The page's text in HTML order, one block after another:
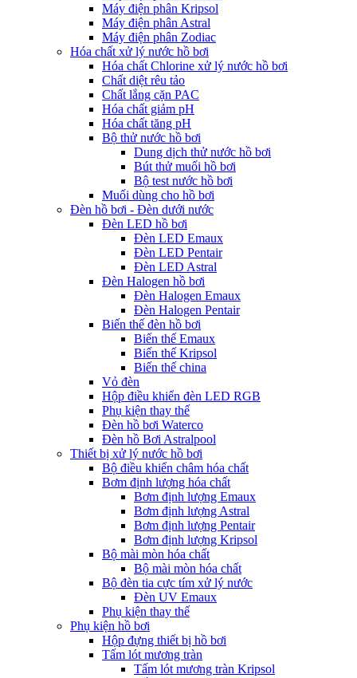
Máy điện phân Kripsol
Máy điện phân Astral
Máy điện phân Zodiac
Hóa chất xử lý nước hồ bơi
Hóa chất Chlorine xử lý nước hồ bơi
Chất diệt rêu tảo
Chất lắng cặn PAC
Hóa chất giảm pH
Hóa chất tăng pH
Bộ thử nước hồ bơi
Dung dịch thử nước hồ bơi
Bút thử muối hồ bơi
Bộ test nước hồ bơi
Muối dùng cho hồ bơi
Đèn hồ bơi - Đèn dưới nước
Đèn LED hồ bơi
Đèn LED Emaux
Đèn LED Pentair
Đèn LED Astral
Đèn Halogen hồ bơi
Đèn Halogen Emaux
Đèn Halogen Pentair
Biến thế đèn hồ bơi
Biến thế Emaux
Biến thế Kripsol
Biến thế china
Vỏ đèn
Hộp điều khiển đèn LED RGB
Phụ kiện thay thế
Đèn hồ bơi Waterco
Đèn hồ Bơi Astralpool
Thiết bị xử lý nước hồ bơi
Bộ điều khiển châm hóa chất
Bơm định lượng hóa chất
Bơm định lượng Emaux
Bơm định lượng Astral
Bơm định lượng Pentair
Bơm định lượng Kripsol
Bộ mài mòn hóa chất
Bộ mài mòn hóa chất
Bộ đèn tia cực tím xử lý nước
Đèn UV Emaux
Phụ kiện thay thế
Phụ kiện hồ bơi
Hộp đựng thiết bị hồ bơi
Tấm lót mương tràn
Tấm lót mương tràn Kripsol